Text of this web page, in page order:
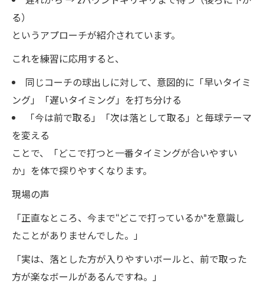
る）
というアプローチが紹介されています。
これを練習に応用すると、
同じコーチの球出しに対して、意図的に「早いタイミ
ング」「遅いタイミング」を打ち分ける
「今は前で取る」「次は落として取る」と毎球テーマ
を変える
ことで、「どこで打つと一番タイミングが合いやすい
か」を体で探りやすくなります。
現場の声
「正直なところ、今まで“どこで打っているか”を意識し
たことがありませんでした。」
「実は、落とした方が入りやすいボールと、前で取った
方が楽なボールがあるんですね。」